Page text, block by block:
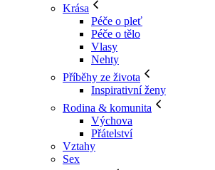
Krása
Péče o pleť
Péče o tělo
Vlasy
Nehty
Příběhy ze života
Inspirativní ženy
Rodina & komunita
Výchova
Přátelství
Vztahy
Sex